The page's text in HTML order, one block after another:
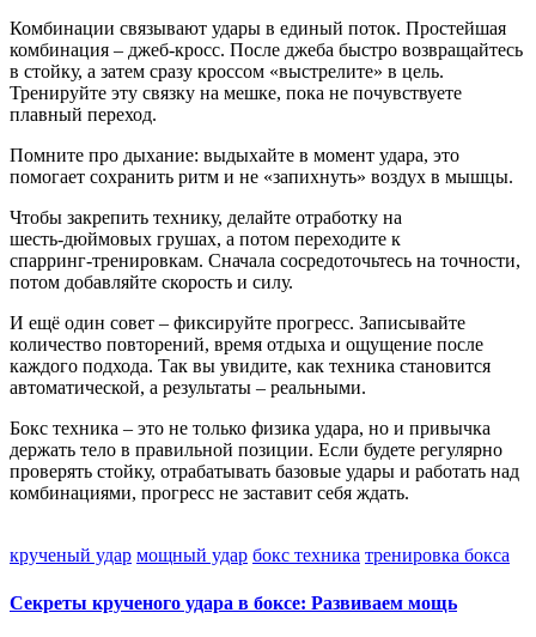
Комбинации связывают удары в единый поток. Простейшая
комбинация – джеб‑кросс. После джеба быстро возвращайтесь
в стойку, а затем сразу кроссом «выстрелите» в цель.
Тренируйте эту связку на мешке, пока не почувствуете
плавный переход.
Помните про дыхание: выдыхайте в момент удара, это
помогает сохранить ритм и не «запихнуть» воздух в мышцы.
Чтобы закрепить технику, делайте отработку на
шесть‑дюймовых грушах, а потом переходите к
спарринг‑тренировкам. Сначала сосредоточьтесь на точности,
потом добавляйте скорость и силу.
И ещё один совет – фиксируйте прогресс. Записывайте
количество повторений, время отдыха и ощущение после
каждого подхода. Так вы увидите, как техника становится
автоматической, а результаты – реальными.
Бокс техника – это не только физика удара, но и привычка
держать тело в правильной позиции. Если будете регулярно
проверять стойку, отрабатывать базовые удары и работать над
комбинациями, прогресс не заставит себя ждать.
крученый удар мощный удар бокс техника тренировка бокса
Секреты крученого удара в боксе: Развиваем мощь